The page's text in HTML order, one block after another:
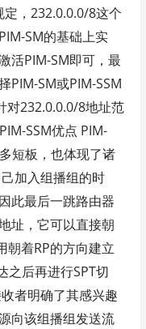
，232.0.0.0/8这个
SM的基础上实
活PIM-SM即可，最
PIM-SM或PIM-SSM
对232.0.0.0/8地址范
SSM优点 PIM-
短板，也体现了诸
加入组播组的时
此最后一跳路由器
址，它可以直接朝
朝着RP的方向建立
之后再进行SPT切
者明确了其感兴趣
向该组播组发送流